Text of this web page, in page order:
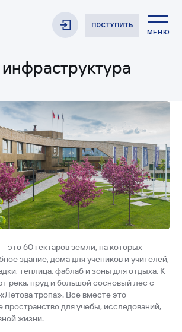
ПОСТУПИТЬ
МЕНЮ
это 60 гектаров земли, на которых
здание, дома для учеников и учителей,
теплица, фаблаб и зоны для отдыха. К
река, пруд и большой сосновый лес с
тропа». Все вместе это
пространство для учебы, исследований,
жизни.